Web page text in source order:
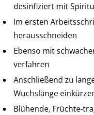
desinfiziert mit
Im ersten
herausschneiden
Ebenso mit
verfahren
Anschließend zu
Wuchslänge
Blühende, Früchte-